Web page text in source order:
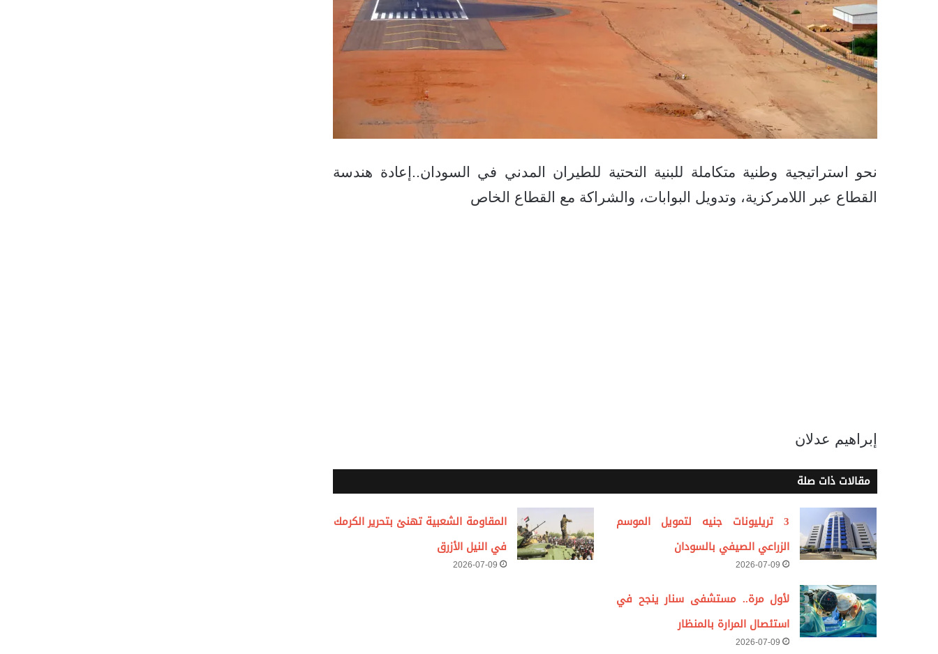
نحو استراتيجية وطنية متكاملة للبنية التحتية للطيران المدني في السودان..إعادة هندسة
القطاع عبر اللامركزية، وتدويل البوابات، والشراكة مع القطاع الخاص
إبراهيم عدلان
مقالات ذات صلة
3 تريليونات جنيه لتمويل الموسم
الزراعي الصيفي بالسودان
2026-07-09
المقاومة الشعبية تهنئ بتحرير الكرمك
في النيل الأزرق
2026-07-09
لأول مرة.. مستشفى سنار ينجح في
استئصال المرارة بالمنظار
2026-07-09